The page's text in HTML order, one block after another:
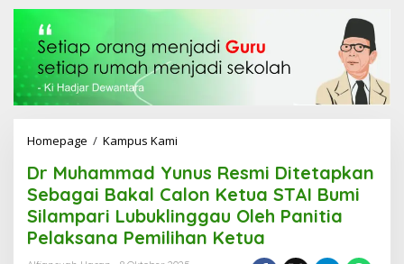
Homepage / Kampus Kami
M
u
h
a
m
Dr Muhammad Yunus Resmi Ditetapkan
Sebagai Bakal Calon Ketua STAI Bumi
Silampari Lubuklinggau Oleh Panitia
Pelaksana Pemilihan Ketua